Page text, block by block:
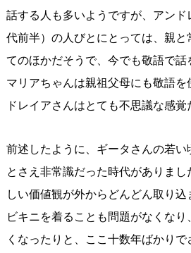
話する人も多いようですが、アン
代前半）の人びとにとっては、親と
てのほかだそうで、今でも敬語で話
マリアちゃんは親祖父母にも敬語
ドレイアさんはとても不思議な感覚
前述したように、ギータさんの若い
とさえ非常識だった時代がありま
しい価値観が外からどんどん取り
ビキニを着ることも問題がなくな
くなったりと、ここ十数年ばかり